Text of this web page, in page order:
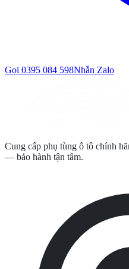
Gọi 0395 084 598Nhắn Zalo
Cung cấp phụ tùng ô tô chính
— bảo hành tận tâm.